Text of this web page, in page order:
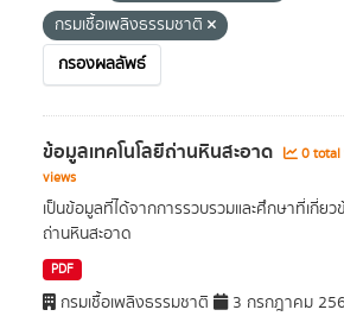
กรมเชื้อเพลิงธรรมชาติ
กรองผลลัพธ์
ข้อมูลเทคโนโลยีถ่านหินสะอาด 0 total
views
เป็นข้อมูลที่ได้จากการรวบรวมและศึกษาที่เกี่ยว
ถ่านหินสะอาด
PDF
กรมเชื้อเพลิงธรรมชาติ 3 กรกฎาคม